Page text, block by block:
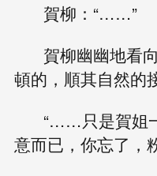
賀柳：“……”
賀柳幽幽地看
頓的，順其自然的
“……只是賀姐
意而已，你忘了，